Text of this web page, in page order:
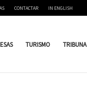
CONTACTAR IN ENGLISH
TURISMO TRIBUNA